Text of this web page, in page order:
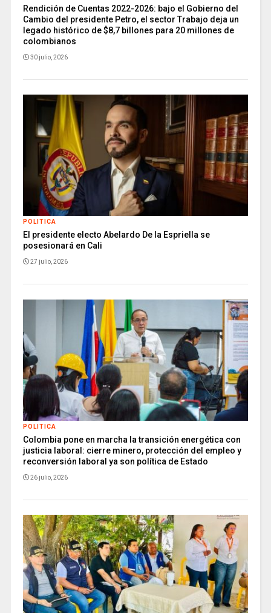
Rendición de Cuentas 2022-2026: bajo el Gobierno del
Cambio del presidente Petro, el sector Trabajo deja un
legado histórico de $8,7 billones para 20 millones de
colombianos
30 julio, 2026
POLITICA
El presidente electo Abelardo De la Espriella se
posesionará en Cali
27 julio, 2026
POLITICA
Colombia pone en marcha la transición energética con
justicia laboral: cierre minero, protección del empleo y
reconversión laboral ya son política de Estado
26 julio, 2026